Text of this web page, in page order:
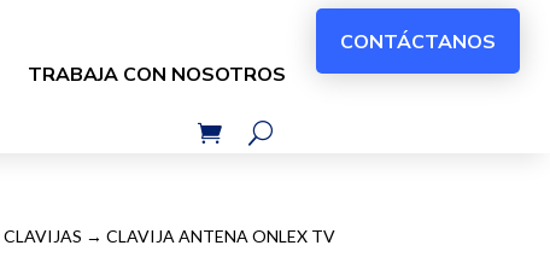
TRABAJA CON NOSOTROS
CONTÁCTANOS
CLAVIJAS → CLAVIJA ANTENA ONLEX TV